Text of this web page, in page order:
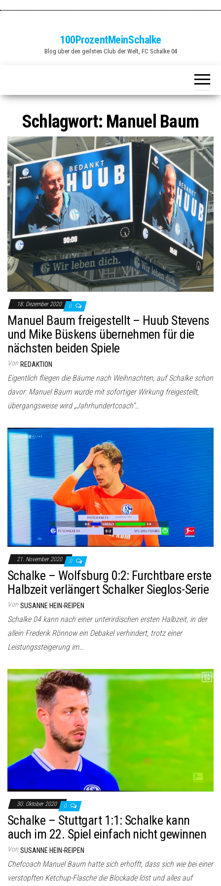
100ProzentMeinSchalke
Blog über den geilsten Club der Welt, FC Schalke 04
Schlagwort: Manuel Baum
18. Dezember 2020 0
Manuel Baum freigestellt – Huub Stevens
und Mike Büskens übernehmen für die
nächsten beiden Spiele
Von REDAKTION
Eigentlich fliegen die Bäume nach Weihnachten, auf Schalke schon
davor: Manuel Baum wurde mit sofortiger Wirkung freigestellt,
übergangsweise wird „Jahrhundertcoach“…
21. November 2020 0
Schalke – Wolfsburg 0:2: Furchtbare erste
Halbzeit verlängert Schalker Sieglos-Serie
Von SUSANNE HEIN-REIPEN
Schalke 04 kann nach einer unterirdischen ersten Halbzeit, in der
allein Frederik Rönnow ein Debakel verhindert, trotz einer
Leistungssteigerung im…
30. Oktober 2020 0
Schalke – Stuttgart 1:1: Schalke kann
auch im 22. Spiel einfach nicht gewinnen
Von SUSANNE HEIN-REIPEN
Chefcoach Manuel Baum hatte sich erhofft, dass sich wie bei einer
verstopften Ketchup-Flasche die Blockade löst und alles auf